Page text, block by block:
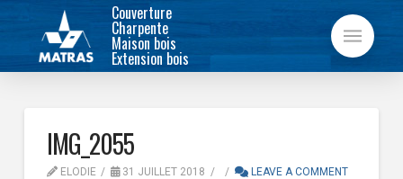
Couverture
Charpente
Maison bois
Extension bois
IMG_2055
ELODIE 31 JUILLET 2018 LEAVE A COMMENT